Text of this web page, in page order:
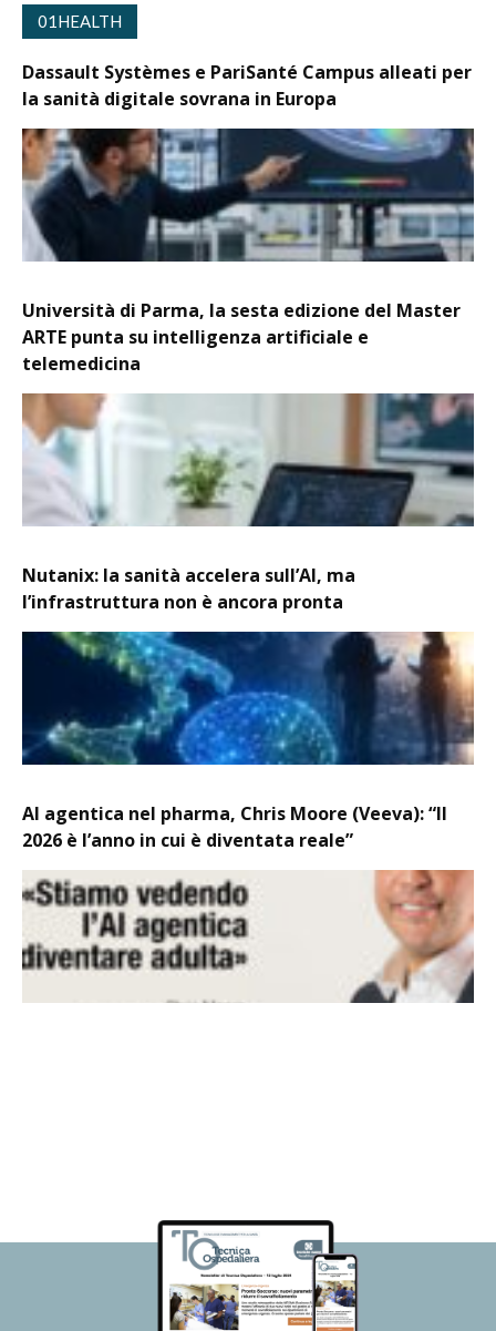
01HEALTH
Dassault Systèmes e PariSanté Campus alleati per
la sanità digitale sovrana in Europa
Università di Parma, la sesta edizione del Master
ARTE punta su intelligenza artificiale e
telemedicina
Nutanix: la sanità accelera sull’AI, ma
l’infrastruttura non è ancora pronta
AI agentica nel pharma, Chris Moore (Veeva): “Il
2026 è l’anno in cui è diventata reale”